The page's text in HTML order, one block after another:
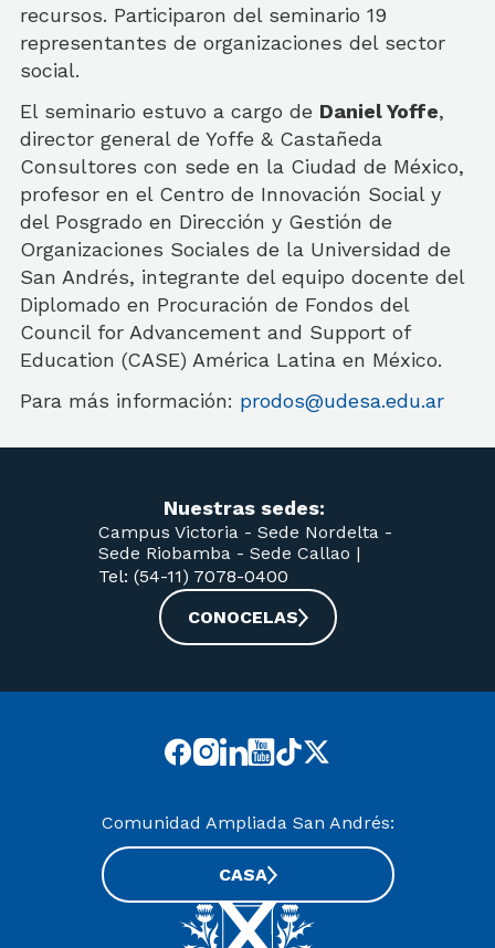
recursos. Participaron del seminario 19
representantes de organizaciones del sector
social.
El seminario estuvo a cargo de Daniel Yoffe,
director general de Yoffe & Castañeda
Consultores con sede en la Ciudad de México,
profesor en el Centro de Innovación Social y
del Posgrado en Dirección y Gestión de
Organizaciones Sociales de la Universidad de
San Andrés, integrante del equipo docente del
Diplomado en Procuración de Fondos del
Council for Advancement and Support of
Education (CASE) América Latina en México.
Para más información: prodos@udesa.edu.ar
Nuestras sedes:
Campus Victoria - Sede Nordelta -
Sede Riobamba - Sede Callao |
Tel: (54-11) 7078-0400
CONOCELAS
Comunidad Ampliada San Andrés:
CASA